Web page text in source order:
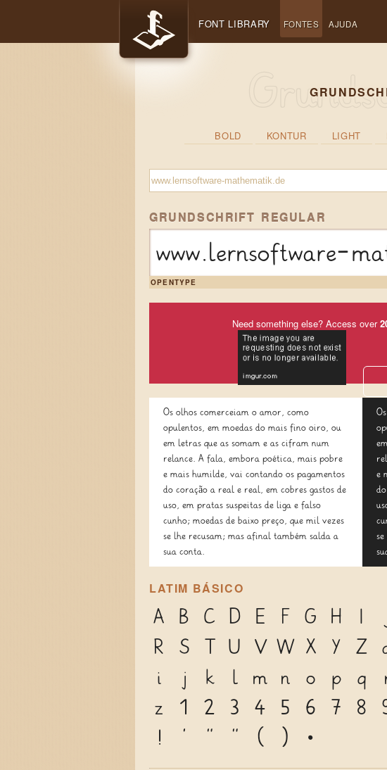
FONT LIBRARY FONTES AJUDA
BOLD KONTUR LIGHT
GRUNDSCHRIFT REGULAR
www.lernsoftware-
OPENTYPE
Need something else? Access over
Os olhos comerceiam o amor, como
opulentos, em moedas do mais fino oiro, ou
em letras que as somam e as cifram num
relance. A fala, embora poética, mais pobre
e mais humilde, vai contando os pagamentos
do coração a real e real, em cobres gastos de
uso, em pratas suspeitas de liga e falso
cunho; moedas de baixo preço, que mil vezes
se lhe recusam; mas afinal também salda a
sua conta.
e
LATIM BÁSICO
A B C D E F G H I
R
S T U V W X Y Z
i
j k l m n o p q
z
1 2 3 4 5 6 7 8
!
' " " ( ) *